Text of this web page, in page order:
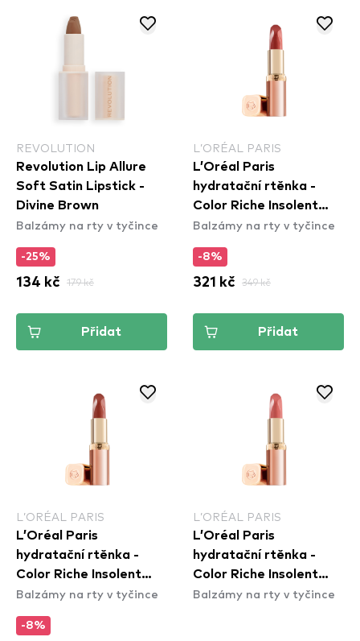
REVOLUTION
Revolution Lip Allure
Soft Satin Lipstick -
Divine Brown
Balzámy na rty v tyčince
-25%
134 kč 179 kč
Přidat
L’ORÉAL PARIS
L’Oréal Paris
hydratační rtěnka -
Color Riche Insolent
Lipstick - 176 Irreverent
Balzámy na rty v tyčince
-8%
321 kč 349 kč
Přidat
L’ORÉAL PARIS
L’Oréal Paris
hydratační rtěnka -
Color Riche Insolent
Lipstick - 179 Decadent
Balzámy na rty v tyčince
-8%
L’ORÉAL PARIS
L’Oréal Paris
hydratační rtěnka -
Color Riche Insolent
Lipstick - 181 Intense
Balzámy na rty v tyčince